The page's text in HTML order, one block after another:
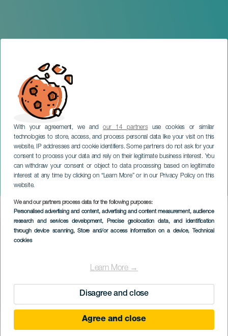
With your agreement, we andour 14 partnersuse cookies or similar
technologies to store, access, and process personal data like your visit on this
website, IP addresses and cookie identifiers. Some partners do not ask for your
consent to process your data and rely on their legitimate business interest. You
can withdraw your consent or object to data processing based on legitimate
interest at any time by clicking on “Learn More” or in our Privacy Policy on this
website.
We and our partners process data for the following purposes:
Personalised advertising and content, advertising and content measurement, audience
research and services development, Precise geolocation data, and identification
through device scanning, Store and/or access information on a device, Technical
cookies
Learn More →
Disagree and close
Agree and close
Fatimai Szűzanya érkezése
GRAN CANARIA
Imagen
Listado